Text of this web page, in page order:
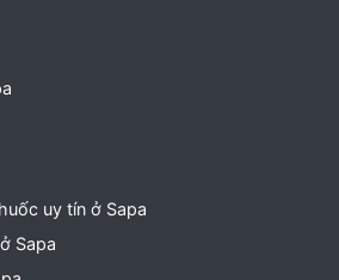
uy tín ở Sapa
Sapa